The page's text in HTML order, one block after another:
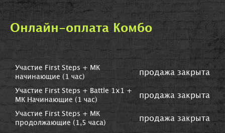
Онлайн-оплата Комбо
Участие First Steps + МК
начинающие (1 час)
продажа закрыта
Участие First Steps + Battle 1x1 +
МК Начинающие (1 час)
продажа закрыта
Участие First Steps + МК
продолжающие (1,5 часа)
продажа закрыта